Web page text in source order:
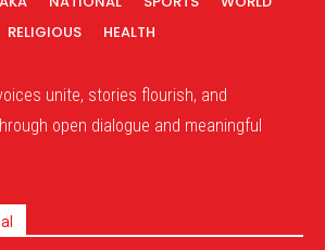
RELIGIOUS
HEALTH
unite, stories flourish, and
open dialogue and meaningful